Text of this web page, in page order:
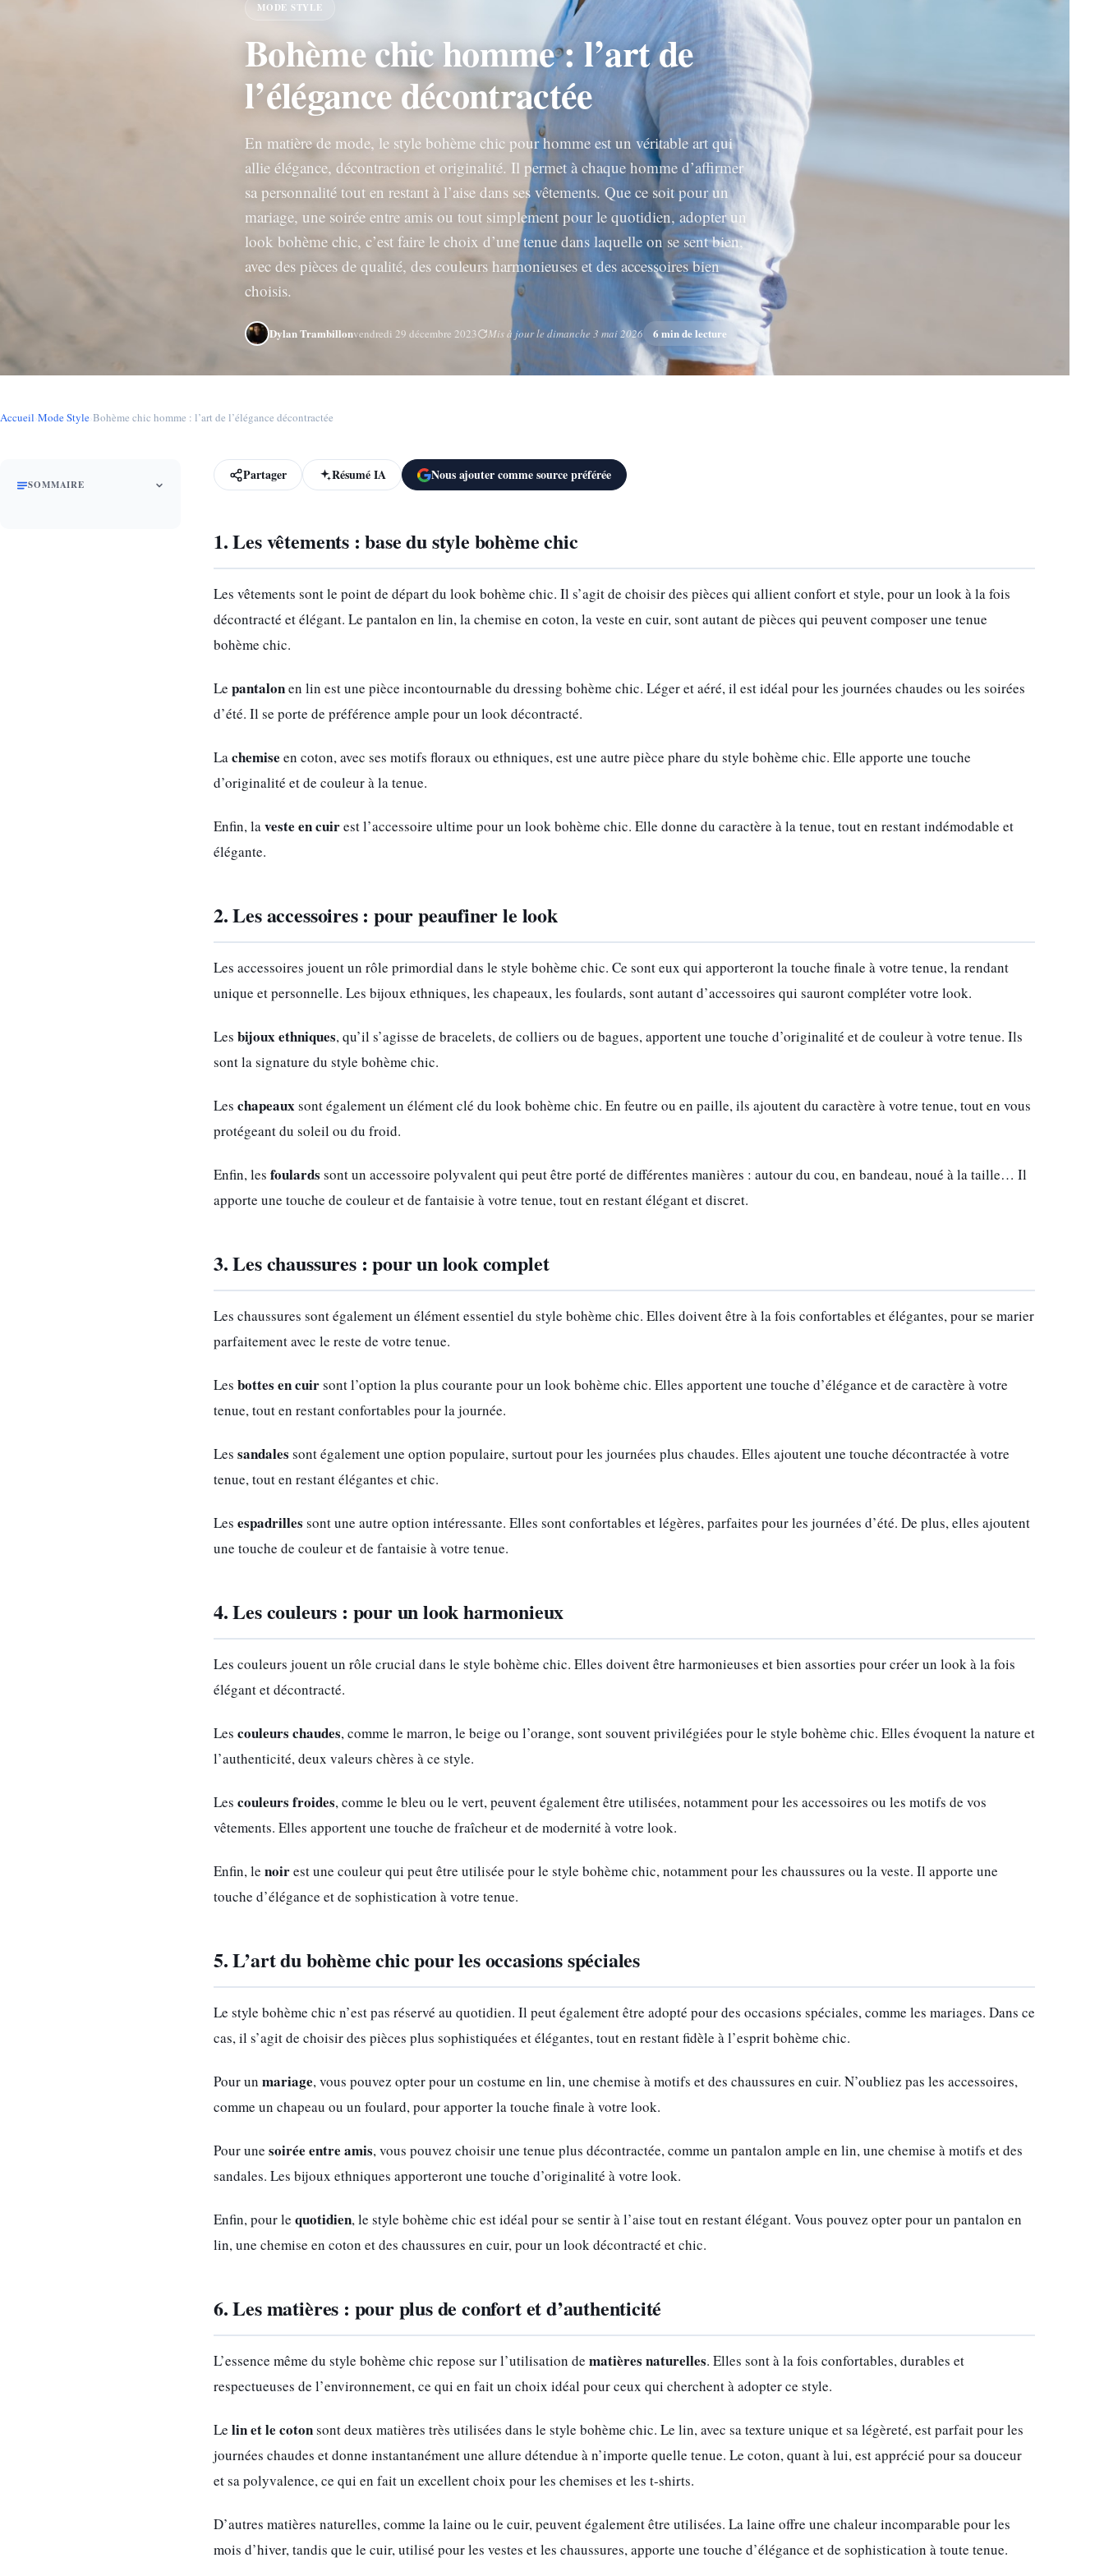
MODE STYLE
Bohème chic homme : l’art de
l’élégance décontractée
En matière de mode, le style bohème chic pour homme est un véritable art qui
allie élégance, décontraction et originalité. Il permet à chaque homme d’affirmer
sa personnalité tout en restant à l’aise dans ses vêtements. Que ce soit pour un
mariage, une soirée entre amis ou tout simplement pour le quotidien, adopter un
look bohème chic, c’est faire le choix d’une tenue dans laquelle on se sent bien,
avec des pièces de qualité, des couleurs harmonieuses et des accessoires bien
choisis.
Dylan Trambillonvendredi 29 décembre 2023 Mis à jour le dimanche 3 mai 2026 6 min de lecture
Accueil›Mode Style›Bohème chic homme : l’art de l’élégance décontractée
SOMMAIRE
Partager Résumé IA Nous ajouter comme source préférée
1. Les vêtements : base du style bohème chic
Les vêtements sont le point de départ du look bohème chic. Il s’agit de choisir des pièces qui allient confort et style, pour un look à la fois
décontracté et élégant. Le pantalon en lin, la chemise en coton, la veste en cuir, sont autant de pièces qui peuvent composer une tenue
bohème chic.
Le pantalonen lin est une pièce incontournable du dressing bohème chic. Léger et aéré, il est idéal pour les journées chaudes ou les soirées
d’été. Il se porte de préférence ample pour un look décontracté.
Lachemise en coton, avec ses motifs floraux ou ethniques, est une autre pièce phare du style bohème chic. Elle apporte une touche
d’originalité et de couleur à la tenue.
Enfin, laveste en cuirest l’accessoire ultime pour un look bohème chic. Elle donne du caractère à la tenue, tout en restant indémodable et
élégante.
2. Les accessoires : pour peaufiner le look
Les accessoires jouent un rôle primordial dans le style bohème chic. Ce sont eux qui apporteront la touche finale à votre tenue, la rendant
unique et personnelle. Les bijoux ethniques, les chapeaux, les foulards, sont autant d’accessoires qui sauront compléter votre look.
Les bijoux ethniques, qu’il s’agisse de bracelets, de colliers ou de bagues, apportent une touche d’originalité et de couleur à votre tenue. Ils
sont la signature du style bohème chic.
Les chapeauxsont également un élément clé du look bohème chic. En feutre ou en paille, ils ajoutent du caractère à votre tenue, tout en vous
protégeant du soleil ou du froid.
Enfin, les foulards sont un accessoire polyvalent qui peut être porté de différentes manières : autour du cou, en bandeau, noué à la taille… Il
apporte une touche de couleur et de fantaisie à votre tenue, tout en restant élégant et discret.
3. Les chaussures : pour un look complet
Les chaussures sont également un élément essentiel du style bohème chic. Elles doivent être à la fois confortables et élégantes, pour se marier
parfaitement avec le reste de votre tenue.
Les bottes en cuirsont l’option la plus courante pour un look bohème chic. Elles apportent une touche d’élégance et de caractère à votre
tenue, tout en restant confortables pour la journée.
Les sandales sont également une option populaire, surtout pour les journées plus chaudes. Elles ajoutent une touche décontractée à votre
tenue, tout en restant élégantes et chic.
Les espadrilles sont une autre option intéressante. Elles sont confortables et légères, parfaites pour les journées d’été. De plus, elles ajoutent
une touche de couleur et de fantaisie à votre tenue.
4. Les couleurs : pour un look harmonieux
Les couleurs jouent un rôle crucial dans le style bohème chic. Elles doivent être harmonieuses et bien assorties pour créer un look à la fois
élégant et décontracté.
Les couleurs chaudes, comme le marron, le beige ou l’orange, sont souvent privilégiées pour le style bohème chic. Elles évoquent la nature et
l’authenticité, deux valeurs chères à ce style.
Les couleurs froides, comme le bleu ou le vert, peuvent également être utilisées, notamment pour les accessoires ou les motifs de vos
vêtements. Elles apportent une touche de fraîcheur et de modernité à votre look.
Enfin, le noirest une couleur qui peut être utilisée pour le style bohème chic, notamment pour les chaussures ou la veste. Il apporte une
touche d’élégance et de sophistication à votre tenue.
5. L’art du bohème chic pour les occasions spéciales
Le style bohème chic n’est pas réservé au quotidien. Il peut également être adopté pour des occasions spéciales, comme les mariages. Dans ce
cas, il s’agit de choisir des pièces plus sophistiquées et élégantes, tout en restant fidèle à l’esprit bohème chic.
Pour un mariage, vous pouvez opter pour un costume en lin, une chemise à motifs et des chaussures en cuir. N’oubliez pas les accessoires,
comme un chapeau ou un foulard, pour apporter la touche finale à votre look.
Pour une soirée entre amis, vous pouvez choisir une tenue plus décontractée, comme un pantalon ample en lin, une chemise à motifs et des
sandales. Les bijoux ethniques apporteront une touche d’originalité à votre look.
Enfin, pour le quotidien, le style bohème chic est idéal pour se sentir à l’aise tout en restant élégant. Vous pouvez opter pour un pantalon en
lin, une chemise en coton et des chaussures en cuir, pour un look décontracté et chic.
6. Les matières : pour plus de confort et d’authenticité
L’essence même du style bohème chic repose sur l’utilisation de matières naturelles. Elles sont à la fois confortables, durables et
respectueuses de l’environnement, ce qui en fait un choix idéal pour ceux qui cherchent à adopter ce style.
Le lin et le cotonsont deux matières très utilisées dans le style bohème chic. Le lin, avec sa texture unique et sa légèreté, est parfait pour les
journées chaudes et donne instantanément une allure détendue à n’importe quelle tenue. Le coton, quant à lui, est apprécié pour sa douceur
et sa polyvalence, ce qui en fait un excellent choix pour les chemises et les t-shirts.
D’autres matières naturelles, comme la laine ou le cuir, peuvent également être utilisées. La laine offre une chaleur incomparable pour les
mois d’hiver, tandis que le cuir, utilisé pour les vestes et les chaussures, apporte une touche d’élégance et de sophistication à toute tenue.